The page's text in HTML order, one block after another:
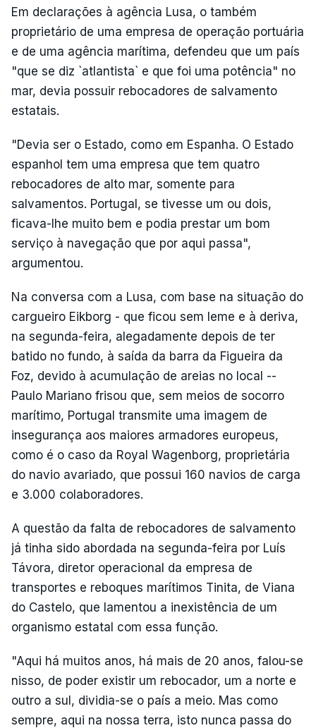
Em declarações à agência Lusa, o também
proprietário de uma empresa de operação portuária
e de uma agência marítima, defendeu que um país
"que se diz `atlantista` e que foi uma potência" no
mar, devia possuir rebocadores de salvamento
estatais.
"Devia ser o Estado, como em Espanha. O Estado
espanhol tem uma empresa que tem quatro
rebocadores de alto mar, somente para
salvamentos. Portugal, se tivesse um ou dois,
ficava-lhe muito bem e podia prestar um bom
serviço à navegação que por aqui passa",
argumentou.
Na conversa com a Lusa, com base na situação do
cargueiro Eikborg - que ficou sem leme e à deriva,
na segunda-feira, alegadamente depois de ter
batido no fundo, à saída da barra da Figueira da
Foz, devido à acumulação de areias no local --
Paulo Mariano frisou que, sem meios de socorro
marítimo, Portugal transmite uma imagem de
insegurança aos maiores armadores europeus,
como é o caso da Royal Wagenborg, proprietária
do navio avariado, que possui 160 navios de carga
e 3.000 colaboradores.
A questão da falta de rebocadores de salvamento
já tinha sido abordada na segunda-feira por Luís
Távora, diretor operacional da empresa de
transportes e reboques marítimos Tinita, de Viana
do Castelo, que lamentou a inexistência de um
organismo estatal com essa função.
"Aqui há muitos anos, há mais de 20 anos, falou-se
nisso, de poder existir um rebocador, um a norte e
outro a sul, dividia-se o país a meio. Mas como
sempre, aqui na nossa terra, isto nunca passa do